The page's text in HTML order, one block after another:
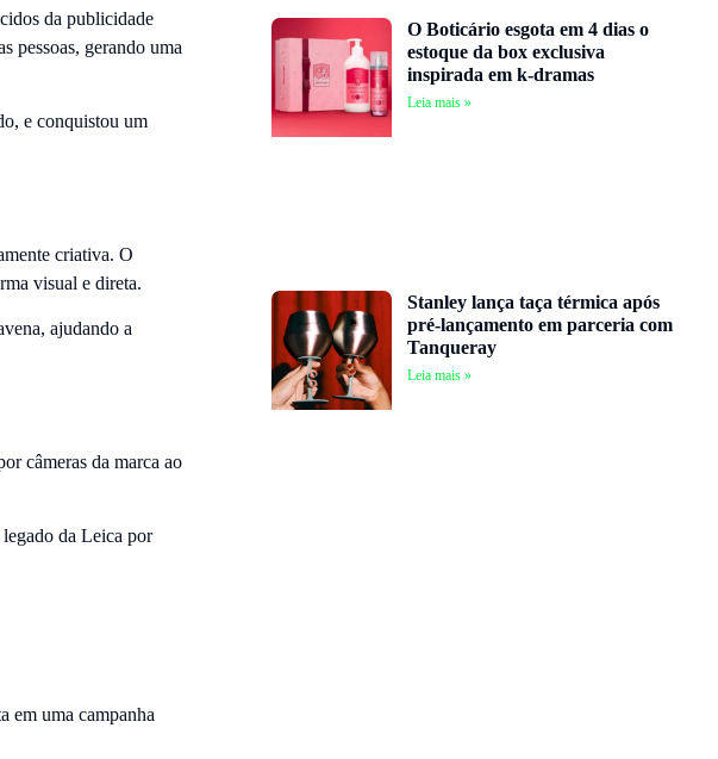
da publicidade
pessoas, gerando uma
e conquistou um
criativa. O
visual e direta.
ajudando a
câmeras da marca ao
da Leica por
em uma campanha
O Boticário esgota em 4 dias o
estoque da box exclusiva
inspirada em k-dramas
Leia mais »
Stanley lança taça térmica após
pré-lançamento em parceria com
Tanqueray
Leia mais »